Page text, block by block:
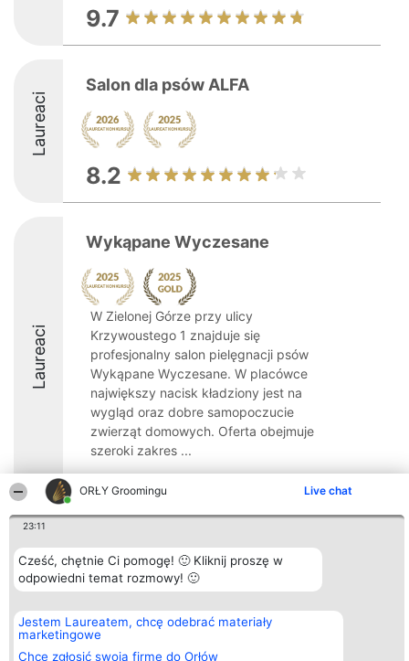
ORŁY Groomingu Live chat
23:11
Cześć, chętnie Ci pomogę! 🙂 Kliknij proszę w
odpowiedni temat rozmowy! 🙂
Jestem Laureatem, chcę odebrać materiały
marketingowe
Chcę zgłosić swoją firmę do Orłów
9.7
Laureaci
Salon dla psów ALFA
8.2
Laureaci
Wykąpane Wyczesane
W Zielonej Górze przy ulicy
Krzywoustego 1 znajduje się
profesjonalny salon pielęgnacji psów
Wykąpane Wyczesane. W placówce
największy nacisk kładziony jest na
wygląd oraz dobre samopoczucie
zwierząt domowych. Oferta obejmuje
szeroki zakres ...
Organizator plebiscytu
Bright Side Solutions sp. z o.
o. sp. k.
ul. Ruska 22
KRS 0000749100 | Regon
381313360 | NIP 8943132676
+48 508 492 400
Plebiscyt
Laureaci
Lista
wszystkich
Zasady
Regulamin
Prywatności
Kontakt
Kontakt